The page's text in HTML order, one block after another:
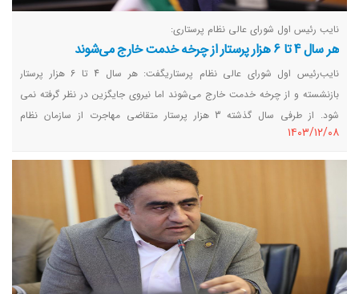
نایب رئیس اول شورای عالی نظام پرستاری:
هر سال 4 تا 6 هزار پرستار از چرخه خدمت خارج می‌شوند
نایب‌رئیس اول شورای عالی نظام پرستاریگفت: هر سال 4 تا 6 هزار پرستار
بازنشسته و از چرخه خدمت خارج می‌شوند اما نیروی جایگزین در نظر گرفته نمی
شود. از طرفی سال گذشته 3 هزار پرستار متقاضی مهاجرت از سازمان نظام
درخواست صدور گواهی گود استندینگ داشتند.
١٤٠٣/١٢/٠٨